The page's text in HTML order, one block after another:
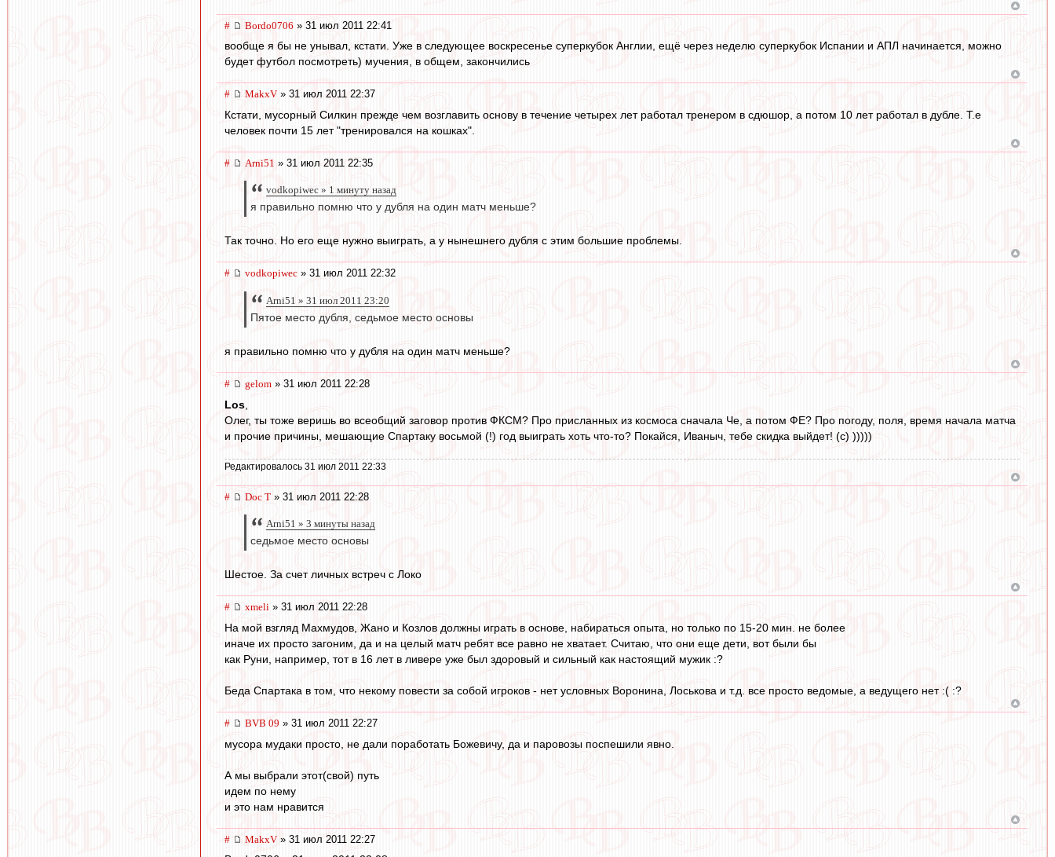
# Bordo0706 » 31 июл 2011 22:41
вообще я бы не унывал, кстати. Уже в следующее воскресенье суперкубок Англии, ещё через неделю суперкубок Испании и АПЛ начинается, можно
будет футбол посмотреть) мучения, в общем, закончились
# MakxV » 31 июл 2011 22:37
Кстати, мусорный Силкин прежде чем возглавить основу в течение четырех лет работал тренером в сдюшор, а потом 10 лет работал в дубле. Т.е
человек почти 15 лет "тренировался на кошках".
# Arni51 » 31 июл 2011 22:35
vodkopiwec » 1 минуту назад
я правильно помню что у дубля на один матч меньше?
Так точно. Но его еще нужно выиграть, а у нынешнего дубля с этим большие проблемы.
# vodkopiwec » 31 июл 2011 22:32
Arni51 » 31 июл 2011 23:20
Пятое место дубля, седьмое место основы
я правильно помню что у дубля на один матч меньше?
# gelom » 31 июл 2011 22:28
Los
Олег, ты тоже веришь во всеобщий заговор против ФКСМ? Про присланных из космоса сначала Че, а потом ФЕ? Про погоду, поля, время начала матча
и прочие причины, мешающие Спартаку восьмой (!) год выиграть хоть что-то? Покайся, Иваныч, тебе скидка выйдет! (с) )))))
Редактировалось 31 июл 2011 22:33
# Doc T » 31 июл 2011 22:28
Arni51 » 3 минуты назад
седьмое место основы
Шестое. За счет личных встреч с Локо
# xmeli » 31 июл 2011 22:28
На мой взгляд Махмудов, Жано и Козлов должны играть в основе, набираться опыта, но только по 15-20 мин. не более
иначе их просто загоним, да и на целый матч ребят все равно не хватает. Считаю, что они еще дети, вот были бы
как Руни, например, тот в 16 лет в ливере уже был здоровый и сильный как настоящий мужик :?
Беда Спартака в том, что некому повести за собой игроков - нет условных Воронина, Лоськова и т.д. все просто ведомые, а ведущего нет :( :?
# BVB 09 » 31 июл 2011 22:27
мусора мудаки просто, не дали поработать Божевичу, да и паровозы поспешили явно.
А мы выбрали этот(свой) путь
идем по нему
и это нам нравится
# MakxV » 31 июл 2011 22:27